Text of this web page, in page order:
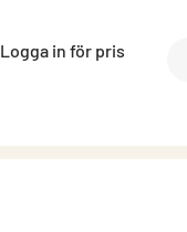
Logga in för pris